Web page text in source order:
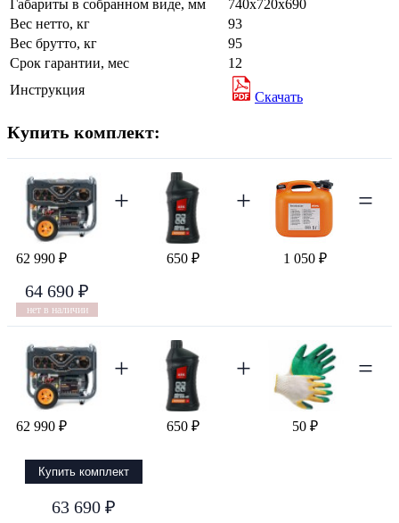
Габариты в собранном виде, мм
740х720х690
Вес нетто, кг
93
Вес брутто, кг
95
Срок гарантии, мес
12
Инструкция
Скачать
Купить комплект:
62 990 ₽
+
650 ₽
+
1 050 ₽
=
64 690 ₽
нет в наличии
62 990 ₽
+
650 ₽
+
50 ₽
=
Купить комплект
63 690 ₽